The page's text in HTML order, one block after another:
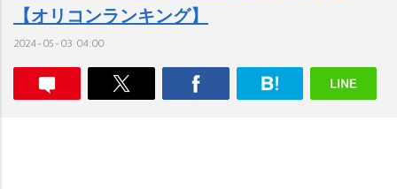
【オリコンランキング】
2024-05-03 04:00